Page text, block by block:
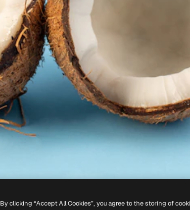
By clicking “Accept All Cookies”, you agree to the storing of